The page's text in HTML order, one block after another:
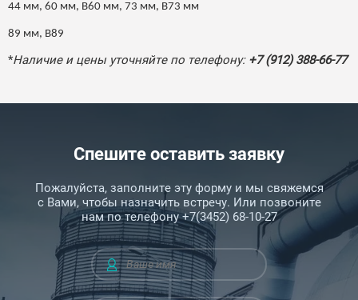
44 мм, 60 мм, В60 мм, 73 мм, В73 мм
89 мм, В89
*Наличие и цены уточняйте по телефону: +7 (912) 388-66-77
Спешите оставить заявку
Пожалуйста, заполните эту форму и мы свяжемся
с Вами, чтобы назначить встречу. Или позвоните
нам по телефону +7(3452) 68-10-27